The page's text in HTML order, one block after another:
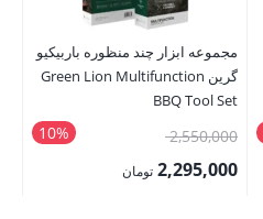
مجموعه ابزار چند منظوره باربیکیو
گرین Green Lion Multifunction
BBQ Tool Set
10% 2,550,000قیمت
اصلی:2,295,000 تومان